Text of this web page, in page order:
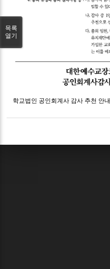
학교법인 공인회계사 감사 추천 안내
목록
열기